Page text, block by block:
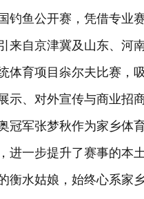
钓鱼公开赛，凭借专业
来自京津冀及山东、河
体育项目尜尔夫比赛，
示、对外宣传与商业招
冠军张梦秋作为家乡体
进一步提升了赛事的
衡水姑娘，始终心系家